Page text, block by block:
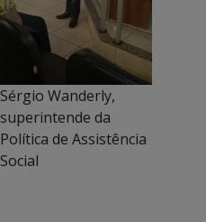
Sérgio Wanderly,
superintende da
Política de Assistência
Social